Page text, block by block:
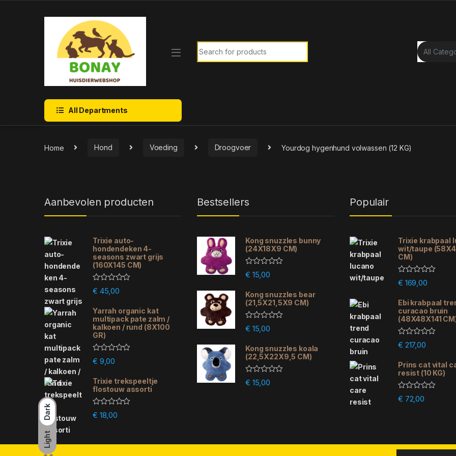
Dark
Light
Search for:
All Departments
Home Hond Voeding Droogvoer Yourdog hygenhund volwassen (12 KG)
Aanbevolen producten
Trixie auto-
hondendeken 4-
seasons zwart grijs
(160X145 CM)
R
a
e
d
0
o
u
t
o
f
5
€ 45,00
Yarrah organic kat
multipack pate zalm /
kalkoen / rund (8X100
GR)
R
a
e
d
0
o
t
€ 9,00
Trixie trekspeeltje
flostouw assorti
R
a
€ 18,00
Bestsellers
Kong snuzzles bunny
(24X18X9 CM)
R
a
e
d
0
o
t
5
€ 15,00
Kong snuzzles bear
(21,5X21,5X9 CM)
R
a
e
d
0
o
t
€ 15,00
Kong snuzzles koala
(22,5X22X9,5 CM)
R
a
o
€ 15,00
Populair
Trixie krabpaal
wit/taupe
CM)
R
a
e
d
0
o
u
t
o
€ 169,00
Ebi krabpaal
curacao bruin
(48X48X141
R
a
e
d
0
o
t
€ 217,00
Prins cat vital
resist (10 KG)
R
a
u
€ 72,00